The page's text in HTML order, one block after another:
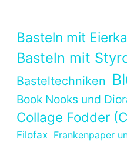
Basteln mit
Basteln mit
Basteltechniken
Book Nooks und
Collage Fodder
Filofax Frankenpaper